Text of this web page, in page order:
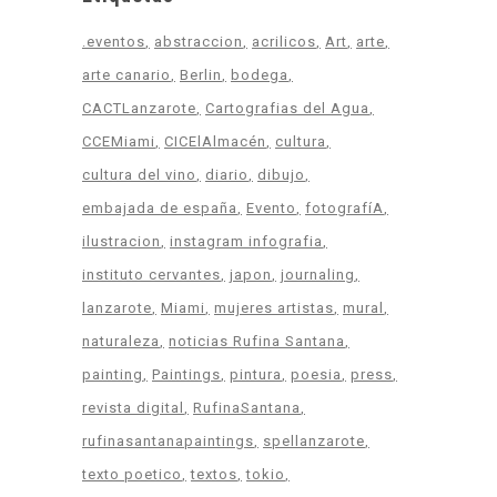
.eventos abstraccion acrilicos Art
arte
arte canario
Berlin
bodega
CACTLanzarote
Cartografias del Agua
CCEMiami
CICElAlmacén
cultura
cultura del vino
diario
dibujo
embajada de españa
Evento
fotografíA
ilustracion
instagram infografia
instituto cervantes japon
journaling
lanzarote Miami mujeres artistas mural
naturaleza
noticias Rufina Santana
painting
Paintings pintura poesia
press
revista digital
RufinaSantana
rufinasantanapaintings
spellanzarote
texto poetico
textos tokio